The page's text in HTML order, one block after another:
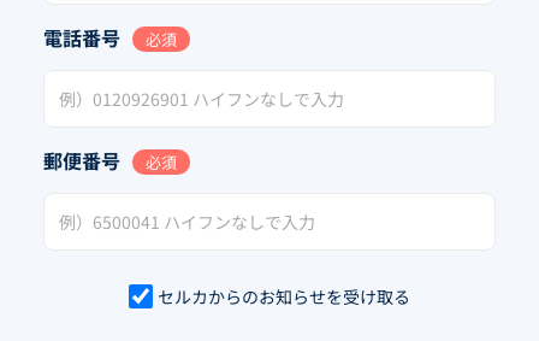
電話番号 必須
郵便番号 必須
セルカからのお知らせを受け取る